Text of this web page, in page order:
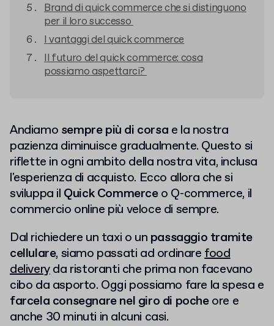
Brand di quick commerce che si distinguono
per il loro successo
I vantaggi del quick commerce
Il futuro del quick commerce: cosa
possiamo aspettarci?
Andiamo sempre più di corsa e la nostra
pazienza diminuisce gradualmente. Questo si
riflette in ogni ambito della nostra vita, inclusa
l'esperienza di acquisto. Ecco allora che si
sviluppa il Quick Commerceo Q-commerce, il
commercio online più veloce di sempre.
Dal richiedere un taxi o un passaggio tramite
cellulare, siamo passati ad ordinarefood
deliveryda ristoranti che prima non facevano
cibo da asporto. Oggi possiamo fare la spesa e
farcela consegnare nel giro di pocheore e
anche 30 minuti in alcuni casi.